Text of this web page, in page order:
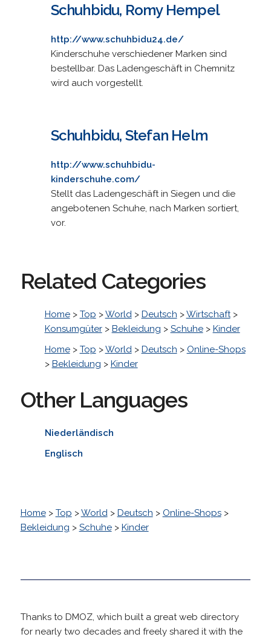
Schuhbidu, Romy Hempel
http://www.schuhbidu24.de/
Kinderschuhe verschiedener Marken sind
bestellbar. Das Ladengeschäft in Chemnitz
wird auch vorgestellt.
Schuhbidu, Stefan Helm
http://www.schuhbidu-
kinderschuhe.com/
Stellt das Ladengeschäft in Siegen und die
angebotenen Schuhe, nach Marken sortiert,
vor.
Related Categories
Home> Top >World> Deutsch >Wirtschaft>
Konsumgüter> Bekleidung > Schuhe> Kinder
Home> Top >World> Deutsch > Online-Shops
> Bekleidung > Kinder
Other Languages
Niederländisch
Englisch
Home> Top >World> Deutsch > Online-Shops>
Bekleidung > Schuhe> Kinder
Thanks to DMOZ, which built a great web directory
for nearly two decades and freely shared it with the